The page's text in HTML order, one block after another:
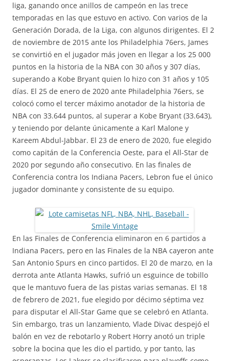
liga, ganando once anillos de campeón en las trece
temporadas en las que estuvo en activo. Con varios de la
Generación Dorada, de la Liga, con algunos dirigentes. El 2
de noviembre de 2015 ante los Philadelphia 76ers, James
se convirtió en el jugador más joven en llegar a los 25 000
puntos en la historia de la NBA con 30 años y 307 días,
superando a Kobe Bryant quien lo hizo con 31 años y 105
días. El 25 de enero de 2020 ante Philadelphia 76ers, se
colocó como el tercer máximo anotador de la historia de
NBA con 33.644 puntos, al superar a Kobe Bryant (33.643),
y teniendo por delante únicamente a Karl Malone y
Kareem Abdul-Jabbar. El 23 de enero de 2020, fue elegido
como capitán de la Conferencia Oeste, para el All-Star de
2020 por segundo año consecutivo. En las finales de
Conferencia contra los Indiana Pacers, Lebron fue el único
jugador dominante y consistente de su equipo.
En las Finales de Conferencia eliminaron en 6 partidos a
Indiana Pacers, pero en las Finales de la NBA cayeron ante
San Antonio Spurs en cinco partidos. El 20 de marzo, en la
derrota ante Atlanta Hawks, sufrió un esguince de tobillo
que le mantuvo fuera de las pistas varias semanas. El 18
de febrero de 2021, fue elegido por décimo séptima vez
para disputar el All-Star Game que se celebró en Atlanta.
Sin embargo, tras un lanzamiento, Vlade Divac despejó el
balón en vez de rebotarlo y Robert Horry anotó un triple
sobre la bocina que les dio el partido, y por tanto, las